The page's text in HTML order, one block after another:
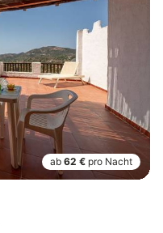
ab 62 € pro Nacht